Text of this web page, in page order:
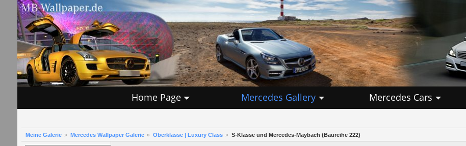
Home Page Mercedes Gallery Mercedes Cars
Meine Galerie Mercedes Wallpaper Galerie Oberklasse | Luxury Class S-Klasse und Mercedes-Maybach (Baureihe 222)